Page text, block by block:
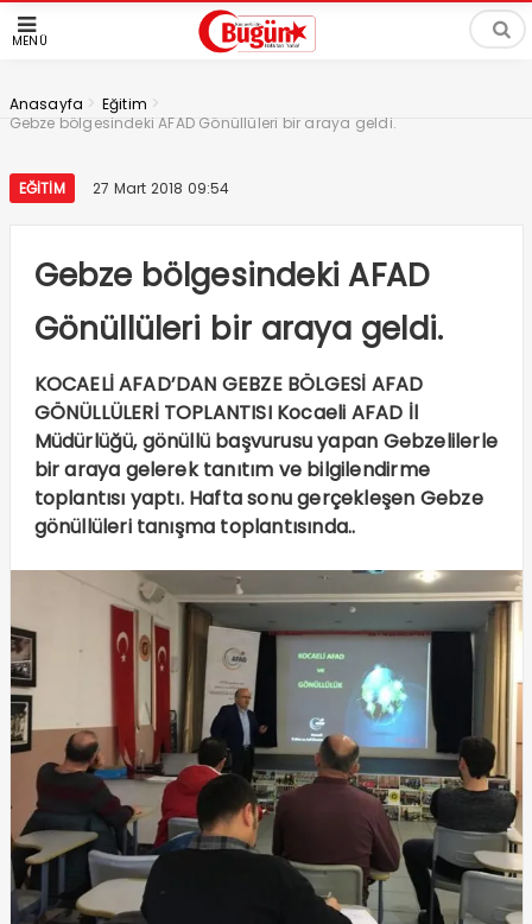
MENÜ
Anasayfa > Eğitim >
Gebze bölgesindeki AFAD Gönüllüleri bir araya geldi.
EĞITIM 27 Mart 2018 09:54
Gebze bölgesindeki AFAD
Gönüllüleri bir araya geldi.
KOCAELİ AFAD’DAN GEBZE BÖLGESİ AFAD
GÖNÜLLÜLERİ TOPLANTISI Kocaeli AFAD İl
Müdürlüğü, gönüllü başvurusu yapan Gebzelilerle
bir araya gelerek tanıtım ve bilgilendirme
toplantısı yaptı. Hafta sonu gerçekleşen Gebze
gönüllüleri tanışma toplantısında..